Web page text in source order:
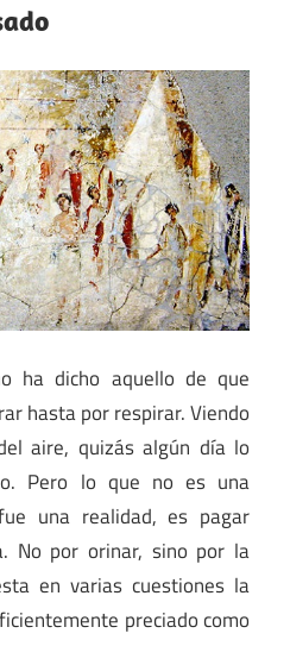
ha dicho aquello de que
hasta por respirar. Viendo
aire, quizás algún día lo
Pero lo que no es una
una realidad, es pagar
No por orinar, sino por la
en varias cuestiones la
preciado como